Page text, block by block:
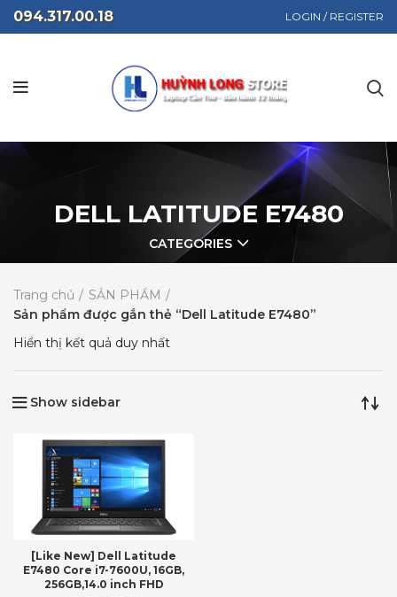
094.317.00.18 LOGIN / REGISTER
DELL LATITUDE E7480
CATEGORIES
Trang chủ
SẢN PHẨM
Sản phẩm được gắn thẻ “Dell Latitude E7480”
Hiển thị kết quả duy nhất
Show sidebar
[Like New] Dell Latitude
E7480 Core i7-7600U, 16GB,
256GB,14.0 inch FHD